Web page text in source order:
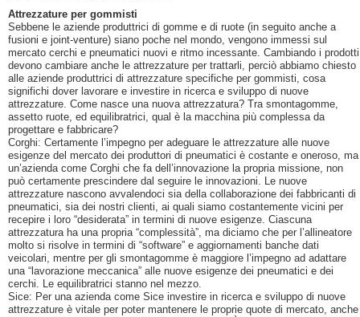
Attrezzature per gommisti
Sebbene le aziende produttrici di gomme e di ruote (in seguito anche a
fusioni e joint-venture) siano poche nel mondo, vengono immessi sul
mercato cerchi e pneumatici nuovi e ritmo incessante. Cambiando i prodotti
devono cambiare anche le attrezzature per trattarli, perciò abbiamo chiesto
alle aziende produttrici di attrezzature specifiche per gommisti, cosa
significhi dover lavorare e investire in ricerca e sviluppo di nuove
attrezzature. Come nasce una nuova attrezzatura? Tra smontagomme,
assetto ruote, ed equilibratrici, qual è la macchina più complessa da
progettare e fabbricare?
Corghi: Certamente l’impegno per adeguare le attrezzature alle nuove
esigenze del mercato dei produttori di pneumatici è costante e oneroso, ma
un’azienda come Corghi che fa dell’innovazione la propria missione, non
può certamente prescindere dal seguire le innovazioni. Le nuove
attrezzature nascono avvalendoci sia della collaborazione dei fabbricanti di
pneumatici, sia dei nostri clienti, ai quali siamo costantemente vicini per
recepire i loro “desiderata” in termini di nuove esigenze. Ciascuna
attrezzatura ha una propria “complessità”, ma diciamo che per l’allineatore
molto si risolve in termini di “software” e aggiornamenti banche dati
veicolari, mentre per gli smontagomme è maggiore l’impegno ad adattare
una “lavorazione meccanica” alle nuove esigenze dei pneumatici e dei
cerchi. Le equilibratrici stanno nel mezzo.
Sice: Per una azienda come Sice investire in ricerca e sviluppo di nuove
attrezzature è vitale per poter mantenere le proprie quote di mercato, anche